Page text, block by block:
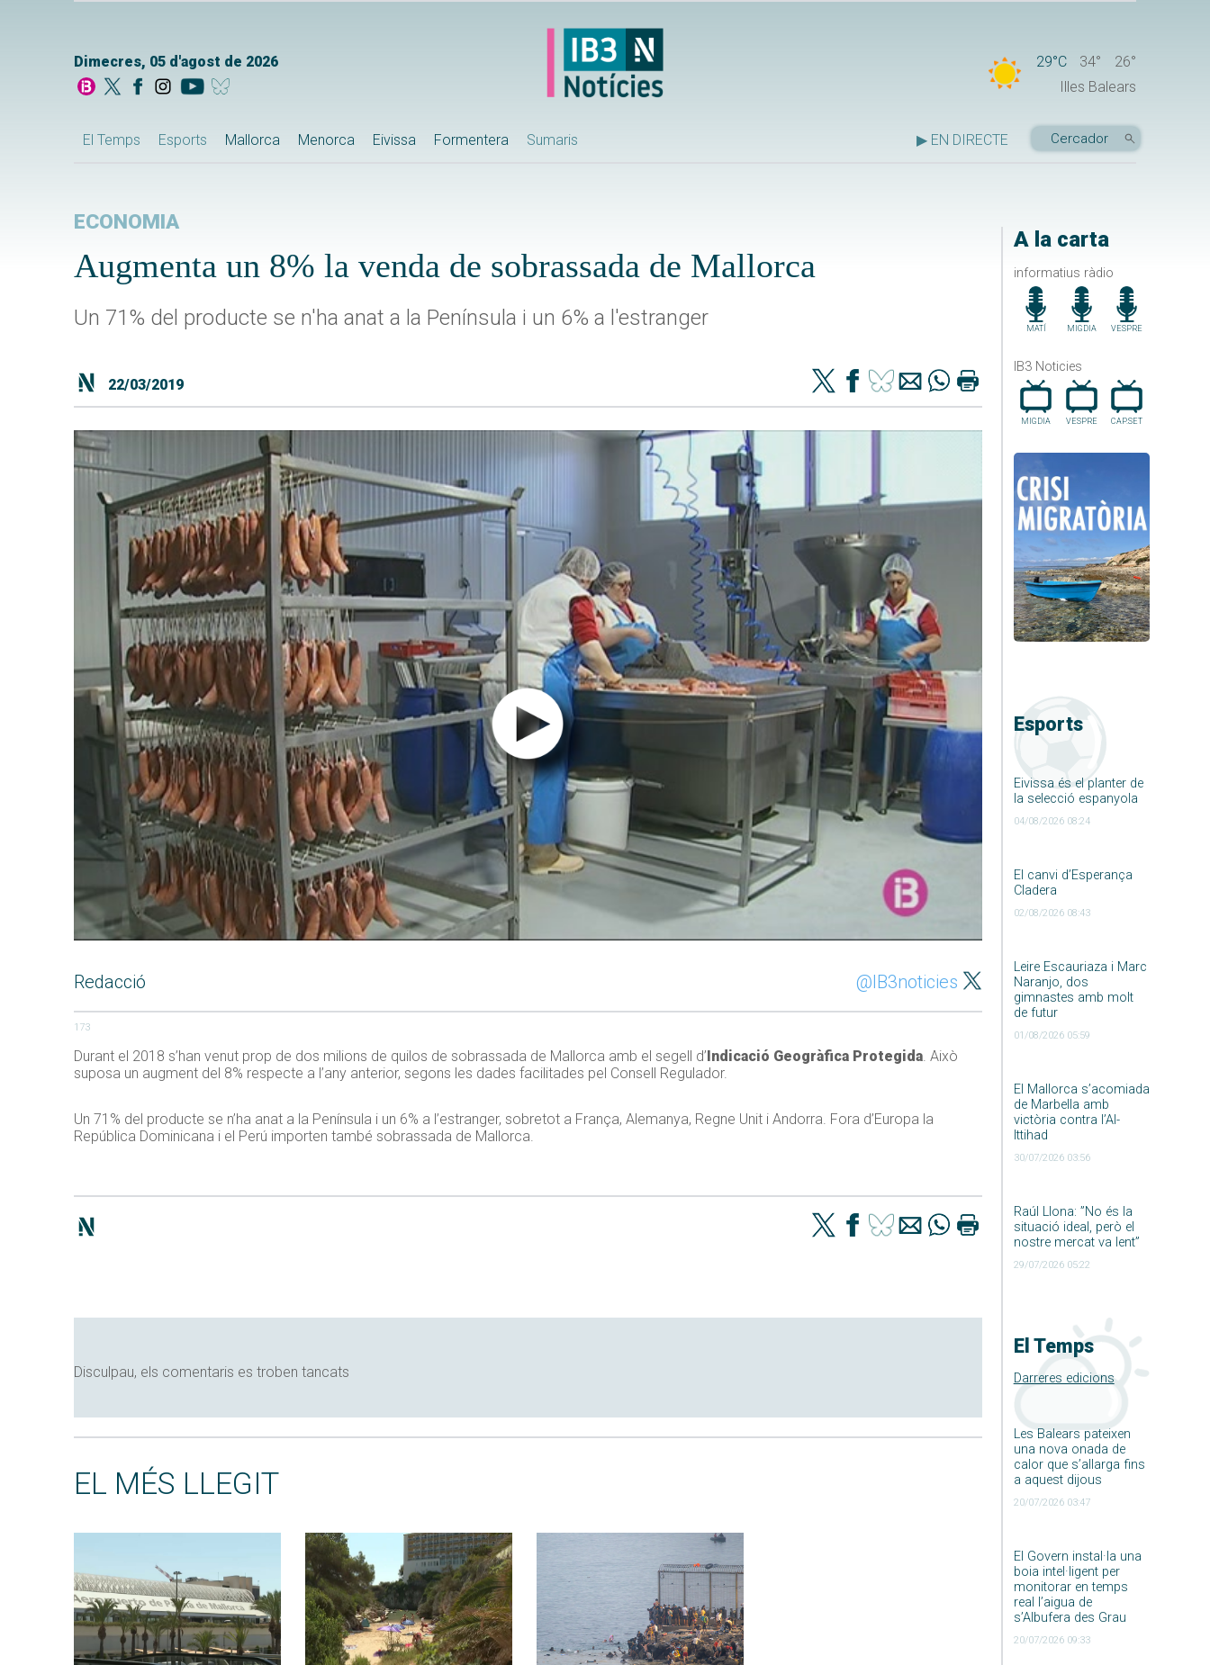
Dimecres, 05 d'agost de 2026 29°C 34°
26°
Illes Balears
El Temps Esports Mallorca Menorca Eivissa Formentera Sumaris ▶ EN DIRECTE
A la carta
informatius ràdio
MATÍ MIGDIA VESPRE
IB3 Noticies
MIGDIA VESPRE CAP.SET
Esports
Eivissa és el planter de
la selecció espanyola
04/08/2026 08:24
El canvi d’Esperança
Cladera
02/08/2026 08:43
Leire Escauriaza i Marc
Naranjo, dos
gimnastes amb molt
de futur
01/08/2026 05:59
El Mallorca s’acomiada
de Marbella amb
victòria contra l’Al-
Ittihad
30/07/2026 03:56
Raúl Llona: ”No és la
situació ideal, però el
nostre mercat va lent”
29/07/2026 05:22
El Temps
Darreres edicions
Les Balears pateixen
una nova onada de
calor que s’allarga fins
a aquest dijous
20/07/2026 03:47
El Govern instal·la una
boia intel·ligent per
monitorar en temps
real l’aigua de
s’Albufera des Grau
20/07/2026 09:33
ECONOMIA
Augmenta un 8% la venda de sobrassada de Mallorca
Un 71% del producte se n'ha anat a la Península i un 6% a l'estranger
22/03/2019
Redacció @IB3noticies
173
Durant el 2018 s’han venut prop de dos milions de quilos de sobrassada de Mallorca amb el segell d’ Indicació Geogràfica Protegida. Això
suposa un augment del 8% respecte a l’any anterior, segons les dades facilitades pel Consell Regulador.
Un 71% del producte se n’ha anat a la Península i un 6% a l’estranger, sobretot a França, Alemanya, Regne Unit i Andorra. Fora d’Europa la
República Dominicana i el Perú importen també sobrassada de Mallorca.
Disculpau, els comentaris es troben tancats
EL MÉS LLEGIT